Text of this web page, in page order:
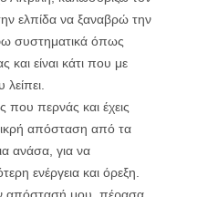
ελπίδα να ξαναβρώ την
συστηματικά όπως
και είναι κάτι που με
που περνάς και έχεις
απόσταση από τα
ανάσα, για να
ενέργεια και όρεξη.